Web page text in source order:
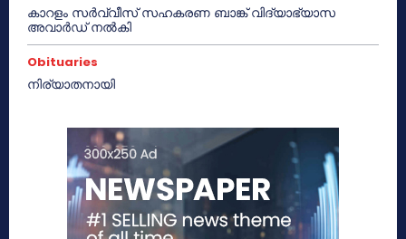
കാറളം സർവ്വീസ് സഹകരണ ബാങ്ക് വിദ്യാഭ്യാസ
അവാർഡ് നൽകി
Obituaries
നിര്യാതനായി